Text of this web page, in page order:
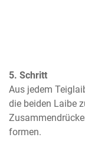
5. Schritt
Aus jedem
die beiden Laibe
formen.